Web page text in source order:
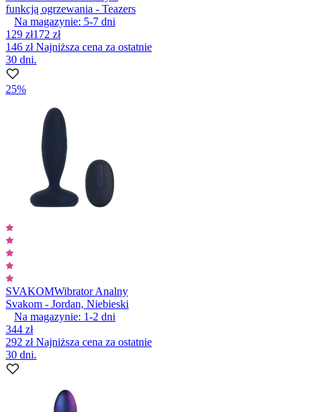
funkcją ogrzewania - Teazers
Na magazynie: 5-7 dni
129 zł172 zł
146 złNajniższa cena za ostatnie
30 dni.
25%
SVAKOMWibrator Analny
Svakom - Jordan, Niebieski
Na magazynie: 1-2 dni
344 zł
292 złNajniższa cena za ostatnie
30 dni.